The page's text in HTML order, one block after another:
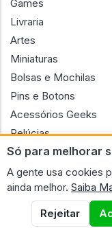
Só para melhorar
A gente usa cookies
ainda melhor. Saiba
Rejeitar
Games
Livraria
Artes
Miniaturas
Bolsas e Mochilas
Pins e Botons
Acessórios Geeks
Pelúcias
Bonecas